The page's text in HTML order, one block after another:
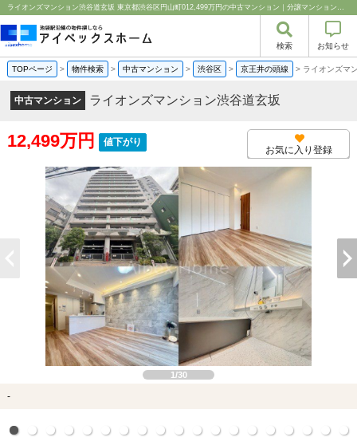
ライオンズマンション渋谷道玄坂 東京都渋谷区円山町012,499万円の中古マンション｜分譲マンション情報｜アイベックスホーム株式会社
検索 お知らせ
TOPページ > 物件検索 > 中古マンション > 渋谷区 > 京王井の頭線 > ライオンズマ
中古マンション ライオンズマンション渋谷道玄坂
12,499万円 値下がり
お気に入り登録
1/30
-